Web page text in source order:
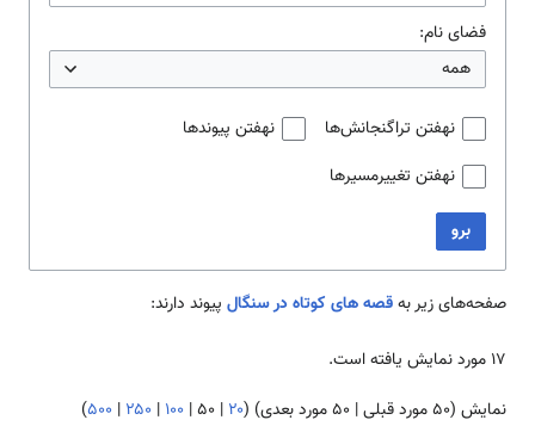
فضای نام:
همه
نهفتن تراگنجانش‌ها
نهفتن پیوندها
نهفتن تغییرمسیرها
برو
صفحه‌های زیر بهقصه های کوتاه در سنگال پیوند دارند:
۱۷ مورد نمایش یافته است.
نمایش (۵۰ مورد قبلی | ۵۰ مورد بعدی ) (۲۰ | ۵۰| ۱۰۰ | ۲۵۰ | ۵۰۰)